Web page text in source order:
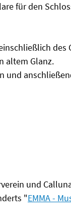
für den
altem Glanz.
und
und
"EMMA -